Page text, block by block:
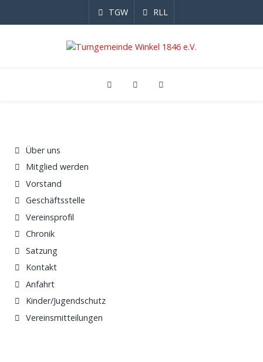
TGW RLL
Über uns
Mitglied werden
Vorstand
Geschäftsstelle
Vereinsprofil
Chronik
Satzung
Kontakt
Anfahrt
Kinder/Jugendschutz
Vereinsmitteilungen